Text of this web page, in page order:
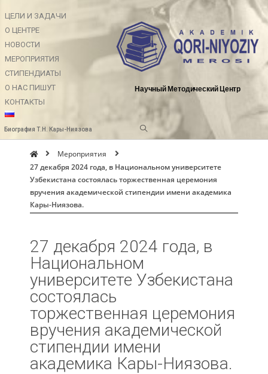
ЦЕЛИ И ЗАДАЧИ
О ЦЕНТРЕ
НОВОСТИ
МЕРОПРИЯТИЯ
СТИПЕНДИАТЫ
О НАС ПИШУТ
КОНТАКТЫ
Научный Методический Центр
Биография Т.Н. Кары-Ниязова
Мероприятия
27 декабря 2024 года, в Национальном университете
Узбекистана состоялась торжественная церемония
вручения академической стипендии имени академика
Кары-Ниязова.
27 декабря 2024 года, в
Национальном
университете Узбекистана
состоялась
торжественная церемония
вручения академической
стипендии имени
академика Кары-Ниязова.